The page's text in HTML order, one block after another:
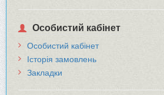
Особистий кабінет
Особистий кабінет
Історія замовлень
Закладки